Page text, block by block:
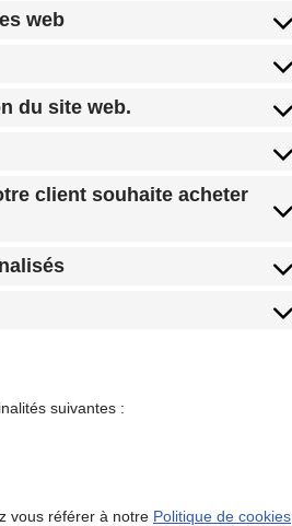
web
du site web.
client souhaite acheter
suivantes :
vous référer à notre Politique de cookies